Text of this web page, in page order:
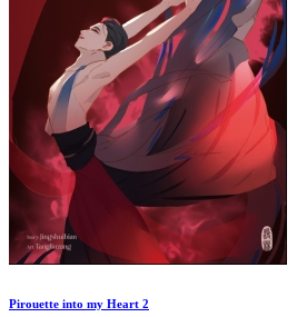
Pirouette into my Heart 2